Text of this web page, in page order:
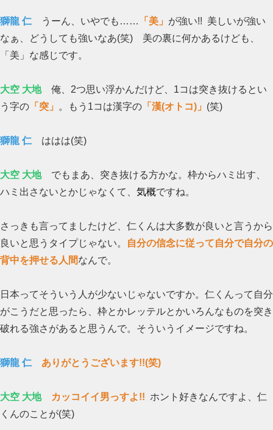
獅龍 仁 うーん、いやでも…… 「美」 が強い!! 美しいが強い
なぁ、どうしても強いなあ(笑) 美の裏に何かあるけども、
「美」な感じです。
大空 大地俺、2つ思い浮かんだけど、1コは突き抜けるとい
う字の 「突」 。もう1コは漢字の 「漢(オトコ)」 (笑)
獅龍 仁 ははは(笑)
大空 大地でもまあ、突き抜ける方かな。枠からハミ出す、
ハミ出さないとかじゃなくて、 気概ですね。
さっきも言ってましたけど、仁くんは大多数が良いと言うから
良いと思うタイプじゃない。
自分の信念に従って自分で自分の
背中を押せる人間なんで。
日本ってそういう人が少ないじゃないですか。仁くんって自分
がこうだと思ったら、枠とかレッテルとかいろんなものを突き
破れる強さがあると思うんで。そういうイメージですね。
獅龍 仁 ありがとうございます!!(笑)
大空 大地 カッコイイ男っすよ!! ホント好きなんですよ、仁
くんのことが(笑)